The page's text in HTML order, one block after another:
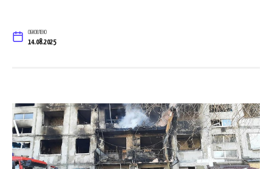
ОБНОВЛЕНО
14.08.2025